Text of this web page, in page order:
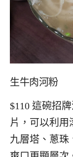
生牛肉河粉
$110 這碗招
片，可以利用
九層塔、蔥珠